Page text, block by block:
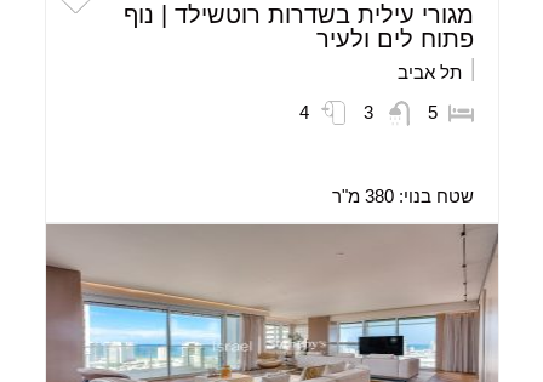
מגורי עילית בשדרות רוטשילד | נוף
פתוח לים ולעיר
תל אביב
5
3
4
שטח בנוי:380 מ"ר